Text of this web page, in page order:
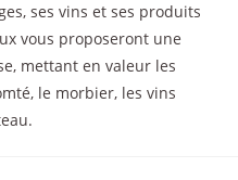
ses vins et ses produits
vous proposeront une
mettant en valeur les
le morbier, les vins